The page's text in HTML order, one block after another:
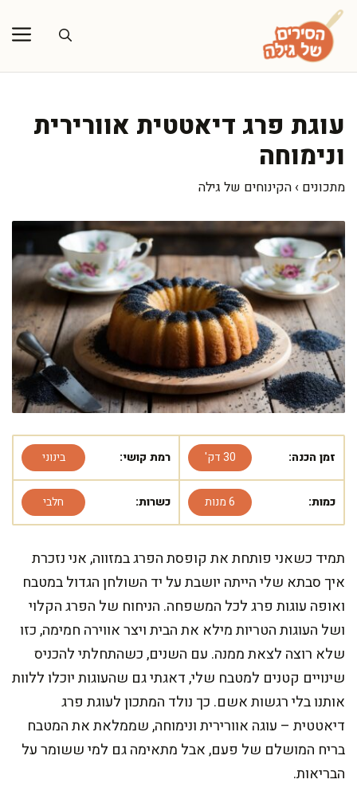
לדלג
לתוכן
עוגת פרג דיאטטית אוורירית
ונימוחה
מתכונים › הקינוחים של גילה
זמן הכנה: 30 דק' רמת קושי: בינוני
כמות: 6 מנות כשרות: חלבי
תמיד כשאני פותחת את קופסת הפרג במזווה, אני נזכרת
איך סבתא שלי הייתה יושבת על יד השולחן הגדול במטבח
ואופה עוגות פרג לכל המשפחה. הניחוח של הפרג הקלוי
ושל העוגות הטריות מילא את הבית ויצר אווירה חמימה, כזו
שלא רוצה לצאת ממנה. עם השנים, כשהתחלתי להכניס
שינויים קטנים למטבח שלי, דאגתי גם שהעוגות יוכלו ללוות
אותנו בלי רגשות אשם. כך נולד המתכון לעוגת פרג
דיאטטית – עוגה אוורירית ונימוחה, שממלאת את המטבח
בריח המושלם של פעם, אבל מתאימה גם למי ששומר על
הבריאות.